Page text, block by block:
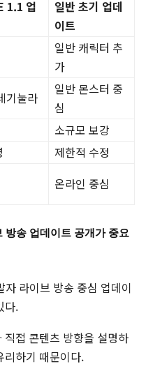
1.1 업
일반 초기 업데
이트
일반 캐릭터 추
가
기눌라
일반 몬스터 중
심
소규모 보강
제한적 수정
온라인 중심
방송 업데이트 공개가 중요
라이브 방송 중심 업데이
다.
접 콘텐츠 방향을 설명하
리하기 때문이다.